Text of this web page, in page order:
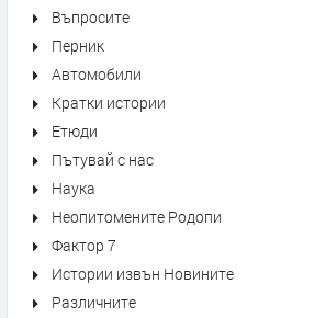
Въпросите
Перник
Автомобили
Кратки истории
Етюди
Пътувай с нас
Наука
Неопитомените Родопи
Фактор 7
Истории извън Новините
Различните